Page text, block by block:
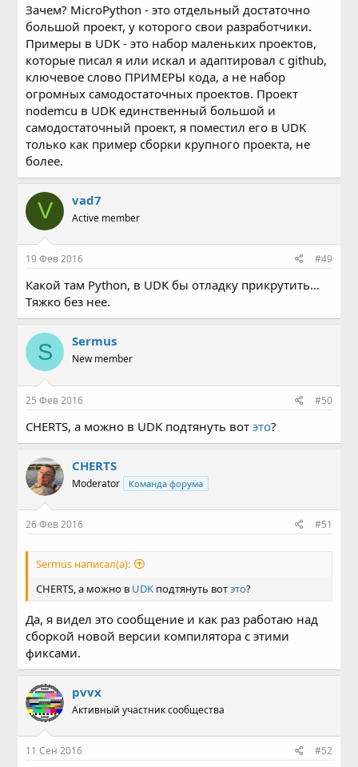
Зачем? MicroPython - это отдельный достаточно
большой проект, у которого свои разработчики.
Примеры в UDK - это набор маленьких проектов,
которые писал я или искал и адаптировал с github,
ключевое слово ПРИМЕРЫ кода, а не набор
огромных самодостаточных проектов. Проект
nodemcu в UDK единственный большой и
самодостаточный проект, я поместил его в UDK
только как пример сборки крупного проекта, не
более.
V vad7
Active member
19 Фев 2016 #49
Какой там Python, в UDK бы отладку прикрутить...
Тяжко без нее.
S Sermus
New member
25 Фев 2016 #50
CHERTS, а можно в UDK подтянуть вотэто?
CHERTS
Moderator Команда форума
26 Фев 2016 #51
Sermus написал(а):
CHERTS, а можно в UDK подтянуть вотэто?
Да, я видел это сообщение и как раз работаю над
сборкой новой версии компилятора с этими
фиксами.
pvvx
Активный участник сообщества
11 Сен 2016 #52